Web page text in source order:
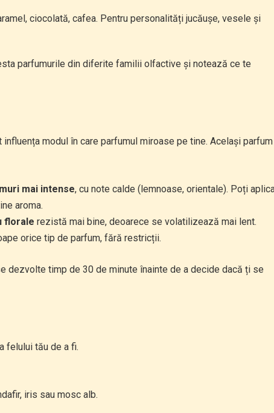
ciocolată, cafea. Pentru personalități jucăușe, vesele și
parfumurile din diferite familii olfactive și notează ce te
modul în care parfumul miroase pe tine. Același parfum
mai intense, cu note calde (lemnoase, orientale). Poți
aroma.
florale rezistă mai bine, deoarece se volatilizează mai lent.
orice tip de parfum, fără restricții.
dezvolte timp de 30 de minute înainte de a decide dacă ți se
felului tău de a fi.
iris sau mosc alb.